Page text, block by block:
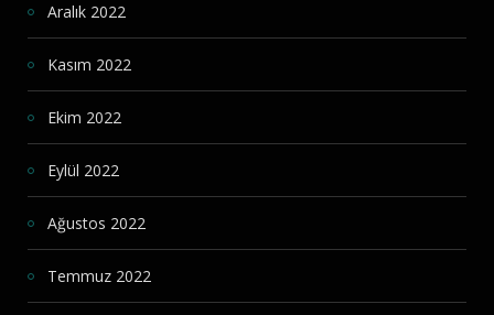
Aralık 2022
Kasım 2022
Ekim 2022
Eylül 2022
Ağustos 2022
Temmuz 2022